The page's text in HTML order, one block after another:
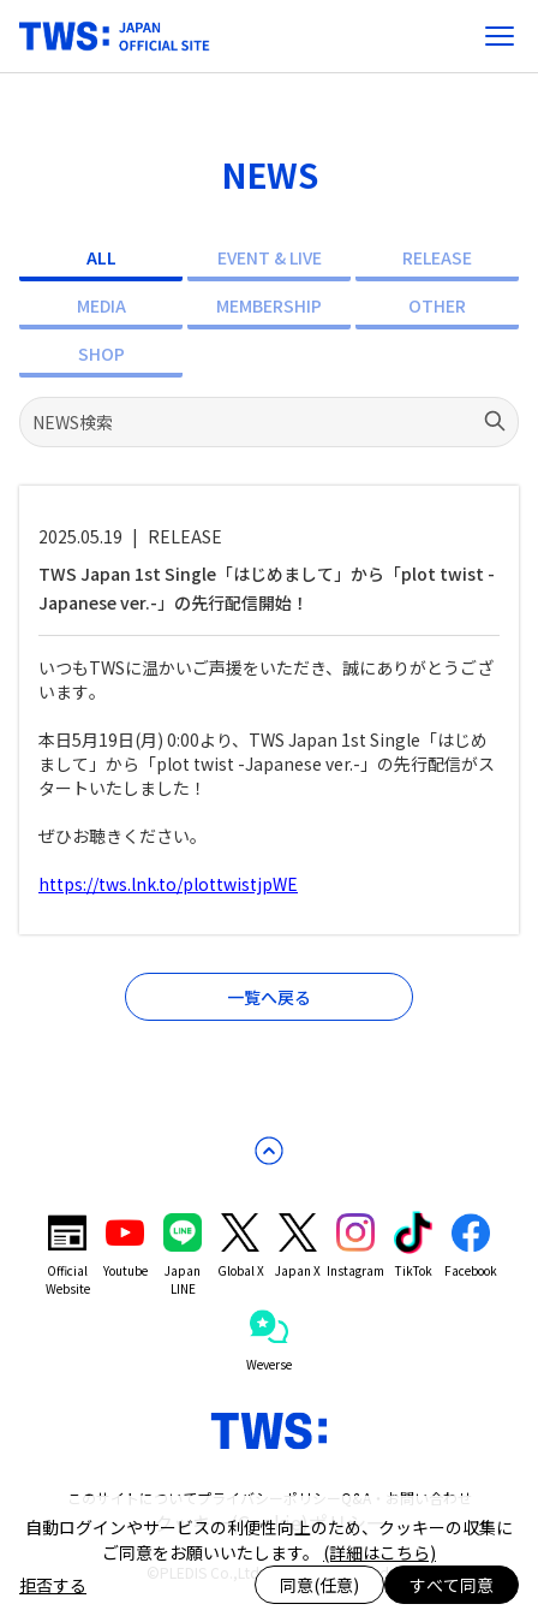
NEWS
ALL EVENT & LIVE
RELEASE
MEDIA
MEMBERSHIP
OTHER
SHOP
2025.05.19 | RELEASE
TWS Japan 1st Single「はじめまして」から「plot twist -
Japanese ver.-」の先行配信開始！
いつもTWSに温かいご声援をいただき、誠にありがとうござ
います｡
本日5月19日(月) 0:00より、TWS Japan 1st Single「はじめ
まして」から「plot twist -Japanese ver.-」の先行配信がス
タートいたしました！
ぜひお聴きください。
https://tws.lnk.to/plottwistjpWE
一覧へ戻る
Official
Website
Youtube
Japan
LINE
Global X Japan X Instagram TikTok Facebook
Weverse
このサイトについてプライバシーポリシーQ&A・お問い合わせ
クッキー(Cookie)ポリシー
©PLEDIS Co.,Ltd. All Rights Reserved.
自動ログインやサービスの利便性向上のため、クッキーの収集に
ご同意をお願いいたします。 (詳細はこちら)
拒否する
同意(任意) すべて同意